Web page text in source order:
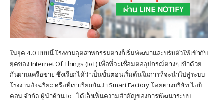
ในยุค 4.0 แบบนี้ โรงงานอุตสาหกรรมต่างก็เริ่มพัฒนาและปรับตัวให้เข้ากับ
ยุคของ Internet Of Things (IoT) เพื่อที่จะเชื่อมต่ออุปกรณ์ต่างๆ เข้าด้วย
กันผ่านเครือข่าย ซึ่งเรียกได้ว่าเป็นขั้นตอนเริ่มต้นในการที่จะนำไปสู่ระบบ
โรงงานอัจฉริยะ หรือที่เราเรียกกันว่า Smart Factory โดยทางบริษัท ไอบี
คอน จำกัด ผู้นำด้าน IoT ได้เล็งเห็นความสำคัญของการพัฒนาระบบ